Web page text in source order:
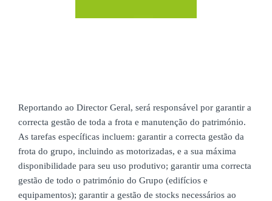
Reportando ao Director Geral, será responsável por garantir a
correcta gestão de toda a frota e manutenção do património.
As tarefas específicas incluem: garantir a correcta gestão da
frota do grupo, incluindo as motorizadas, e a sua máxima
disponibilidade para seu uso produtivo; garantir uma correcta
gestão de todo o património do Grupo (edifícios e
equipamentos); garantir a gestão de stocks necessários ao